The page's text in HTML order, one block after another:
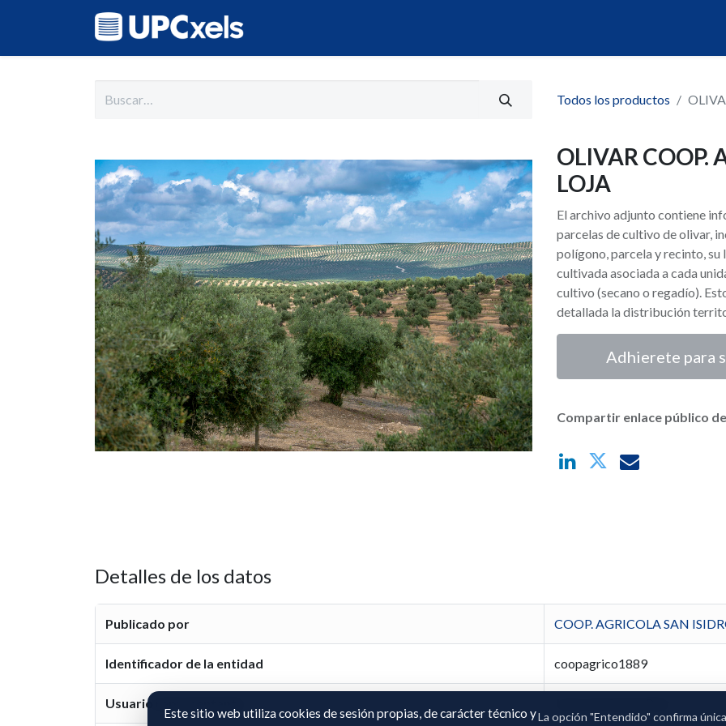
Todos los productos
OLIVAR COOP.
LOJA
El archivo adjunto contiene
parcelas de cultivo de olivar,
polígono, parcela y recinto,
cultivada asociada a cada
cultivo (secano o regadío).
detallada la distribución
Adhierete para
Compartir enlace público
Detalles de los datos
Publicado por COOP. AGRICOLA SAN
Identificador de la entidad coopagrico1889
Usuario representante
Este sitio web utiliza cookies de sesión propias, de carácter técnico yLa opción "Entendido" confirma